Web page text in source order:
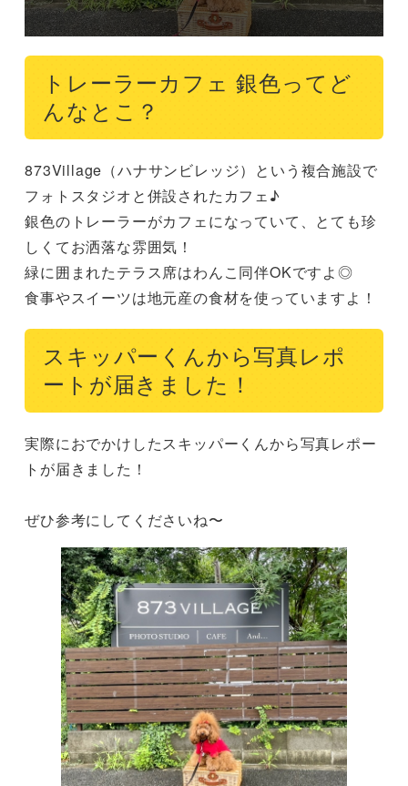
トレーラーカフェ 銀色ってど
んなとこ？
873Village（ハナサンビレッジ）という複合施設で
フォトスタジオと併設されたカフェ♪
銀色のトレーラーがカフェになっていて、とても珍
しくてお洒落な雰囲気！
緑に囲まれたテラス席はわんこ同伴OKですよ◎
食事やスイーツは地元産の食材を使っていますよ！
スキッパーくんから写真レポ
ートが届きました！
実際におでかけしたスキッパーくんから写真レポー
トが届きました！
ぜひ参考にしてくださいね〜